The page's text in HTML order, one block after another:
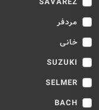
مردفر
خانی
SUZUKI
SELMER
BACH